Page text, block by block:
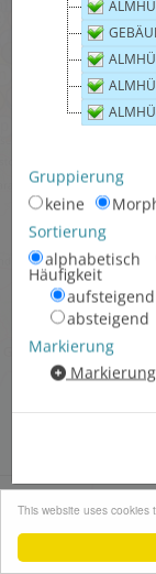
This website uses
Leaflet| ©OpenStreetMap
Morpho-
(gem.)
Morpho-
(roa. m.)
(8 Belege)
Morpho-
Morpho-
(gem.)
Morpho-
Morpho-
(gem. f.)
Morpho-
Morpho-
(gem.)(2
Synoptische
Gruppierung
keine
Sortierung
alphabetisch
Häufigkeit
aufsteigend
absteigend
Markierung